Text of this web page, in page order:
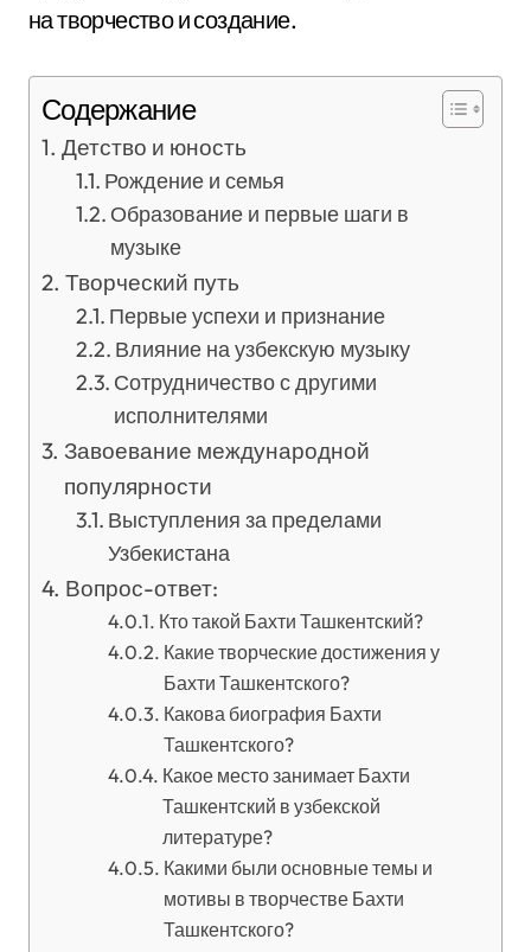
на творчество и создание.
Содержание
Детство и юность
Рождение и семья
Образование и первые шаги в
музыке
Творческий путь
Первые успехи и признание
Влияние на узбекскую музыку
Сотрудничество с другими
исполнителями
Завоевание международной
популярности
Выступления за пределами
Узбекистана
Вопрос-ответ:
Кто такой Бахти Ташкентский?
Какие творческие достижения у
Бахти Ташкентского?
Какова биография Бахти
Ташкентского?
Какое место занимает Бахти
Ташкентский в узбекской
литературе?
Какими были основные темы и
мотивы в творчестве Бахти
Ташкентского?